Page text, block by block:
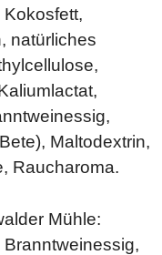
natürliches
Maltodextrin,
Raucharoma.
Mühle: